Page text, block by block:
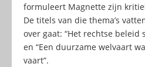
formuleert Magnette zijn
De titels van die thema’s
over gaat: “Het rechtse beleid
en “Een duurzame welvaart
vaart”.